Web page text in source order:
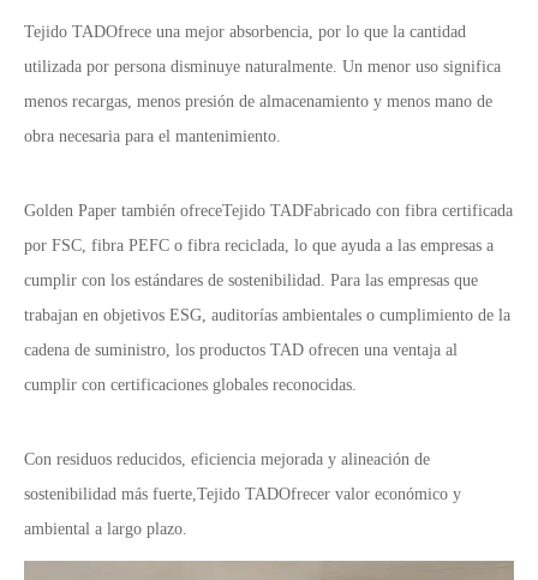
Tejido TADOfrece una mejor absorbencia, por lo que la cantidad
utilizada por persona disminuye naturalmente. Un menor uso significa
menos recargas, menos presión de almacenamiento y menos mano de
obra necesaria para el mantenimiento.
Golden Paper también ofreceTejido TADFabricado con fibra certificada
por FSC, fibra PEFC o fibra reciclada, lo que ayuda a las empresas a
cumplir con los estándares de sostenibilidad. Para las empresas que
trabajan en objetivos ESG, auditorías ambientales o cumplimiento de la
cadena de suministro, los productos TAD ofrecen una ventaja al
cumplir con certificaciones globales reconocidas.
Con residuos reducidos, eficiencia mejorada y alineación de
sostenibilidad más fuerte, Tejido TADOfrecer valor económico y
ambiental a largo plazo.